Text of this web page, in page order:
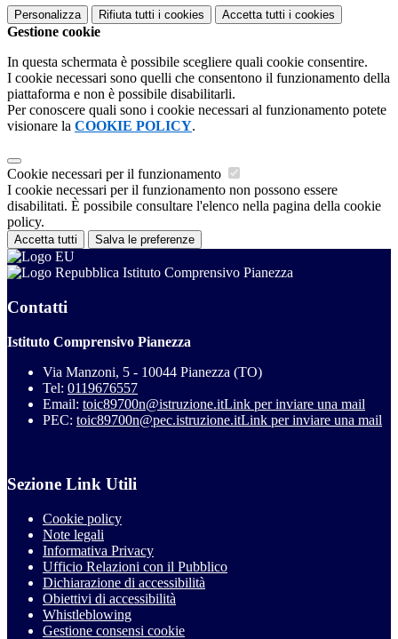
Personalizza Rifiuta tutti i cookies Accetta tutti i cookies
Gestione cookie
In questa schermata è possibile scegliere quali cookie consentire.
I cookie necessari sono quelli che consentono il funzionamento della
piattaforma e non è possibile disabilitarli.
Per conoscere quali sono i cookie necessari al funzionamento potete
visionare la COOKIE POLICY.
Cookie necessari per il funzionamento
I cookie necessari per il funzionamento non possono essere
disabilitati. È possibile consultare l'elenco nella pagina della cookie
policy.
Accetta tutti Salva le preferenze
Istituto Comprensivo Pianezza
Contatti
Istituto Comprensivo Pianezza
Via Manzoni, 5 - 10044 Pianezza (TO)
Tel: 0119676557
Email: toic89700n@istruzione.itLink per inviare una mail
PEC: toic89700n@pec.istruzione.itLink per inviare una mail
Sezione Link Utili
Cookie policy
Note legali
Informativa Privacy
Ufficio Relazioni con il Pubblico
Dichiarazione di accessibilità
Obiettivi di accessibilità
Whistleblowing
Gestione consensi cookie